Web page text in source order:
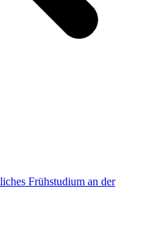
Frühstudium an der